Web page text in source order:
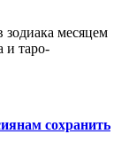
зодиака месяцем
и таро-
сохранить